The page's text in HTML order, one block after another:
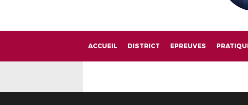
ACCUEIL DISTRICT EPREUVES